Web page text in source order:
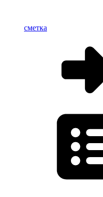
сметка